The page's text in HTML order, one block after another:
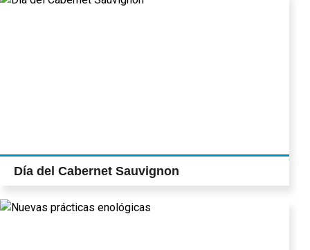
Día del Cabernet Sauvignon